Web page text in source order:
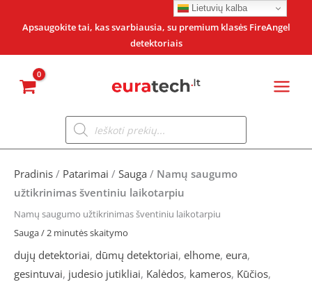
Apsaugokite tai, kas svarbiausia, su premium klasės FireAngel
detektoriais
Products
search
Pradinis / Patarimai / Sauga / Namų saugumo
užtikrinimas šventiniu laikotarpiu
Namų saugumo užtikrinimas šventiniu laikotarpiu
Sauga/2 minutės skaitymo
dujų detektoriai, dūmų detektoriai, elhome, eura,
gesintuvai, judesio jutikliai, Kalėdos, kameros, Kūčios,
Lietuvių kalba